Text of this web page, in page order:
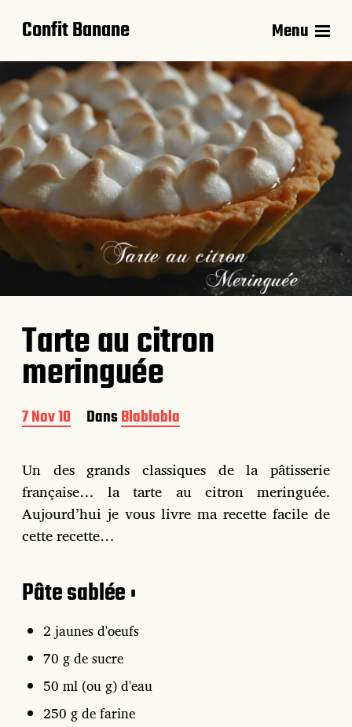
Confit Banane Menu
Tarte au citron
meringuée
D
a
e
d
e
p
u
b
c
a
o
n
7 Nov 10 DansBlablabla
Un des grands classiques de la pâtisserie
française… la tarte au citron meringuée.
Aujourd’hui je vous livre ma recette facile de
cette recette…
Pâte sablée :
2 jaunes d'oeufs
70 g de sucre
50 ml (ou g) d'eau
250 g de farine